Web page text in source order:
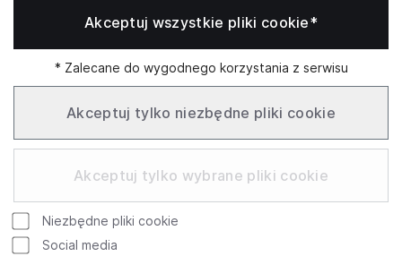
Whatsapp
Infolinia: Pn–Pt 09:00–17:00
Analizy i statystyki
Marketing i retargeting
Te pliki cookie są zwykle ustawiane przez naszych partnerów
marketingowych i reklamowych. Mogą być przez nich
wykorzystywane do tworzenia profilu Twoich zainteresowań, a
następnie wyświetlania odpowiednich reklam. Jeśli nie zezwolisz
Twoich interesów.
Funkcjonalne pliki cookie
Te pliki cookie umożliwiają naszej witrynie oferowanie
dodatkowych funkcji i ustawień osobistych. Mogą być ustawione
Akceptuj wszystkie pliki cookie*
* Zalecane do wygodnego korzystania z serwisu
Akceptuj tylko niezbędne pliki cookie
Akceptuj tylko wybrane pliki cookie
Niezbędne pliki cookie
Social media